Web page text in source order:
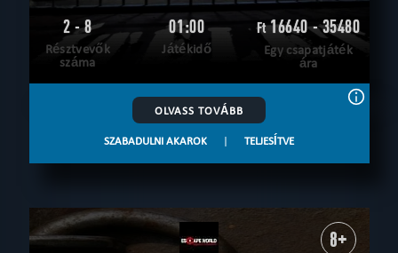
2 - 8
Résztvevők
száma
01:00
Játékidő
Ft16640 - 35480
Egy csapatjáték
ára
OLVASS TOVÁBB
SZABADULNI AKAROK | TELJESÍTVE
8+